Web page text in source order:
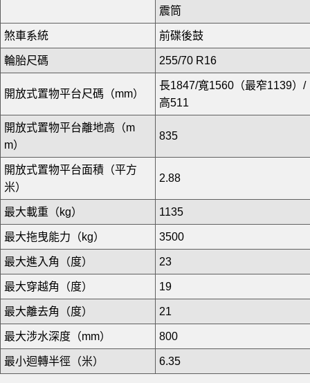
震筒
煞車系統 前碟後鼓
輪胎尺碼 255/70 R16
開放式置物平台尺碼（mm）
長1847/寬1560（最窄1139）/
高511
開放式置物平台離地高（m
m）
835
開放式置物平台面積（平方
米）
2.88
最大載重（kg） 1135
最大拖曳能力（kg） 3500
最大進入角（度） 23
最大穿越角（度） 19
最大離去角（度） 21
最大涉水深度（mm） 800
最小迴轉半徑（米） 6.35